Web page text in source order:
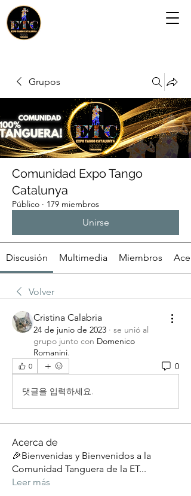
Grupos
Comunidad Expo Tango
Catalunya
Público · 179 miembros
Unirse
Discusión Multimedia Miembros
Volver
Cristina Calabria
24 de junio de 2023 · se unió al
grupo junto con Domenico
Romanini.
0 0
댓글을 입력하세요.
Acerca de
🎉Bienvenidas y Bienvenidos a la
Comunidad Tanguera de la ET...
Leer más